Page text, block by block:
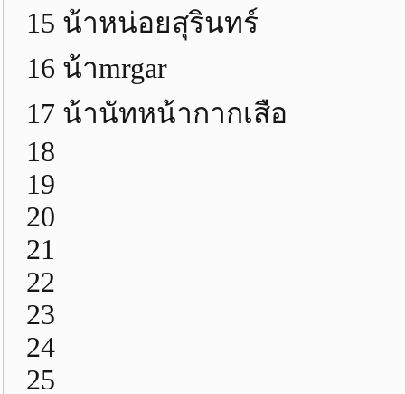
15 น้าหน่อยสุรินทร์
16 น้าmrgar
17 น้านัทหน้ากากเสือ
18
19
20
21
22
23
24
25